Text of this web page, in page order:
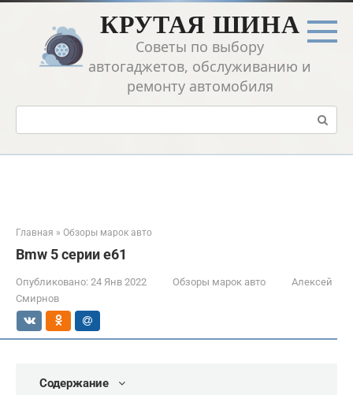
Перейти
контенту
КРУТАЯ ШИНА
Советы по выбору
автогаджетов, обслуживанию и
ремонту автомобиля
Поиск:
Главная » Обзоры марок авто
Bmw 5 серии e61
Опубликовано: 24 Янв 2022 Обзоры марок авто
Алексей
Смирнов
Содержание